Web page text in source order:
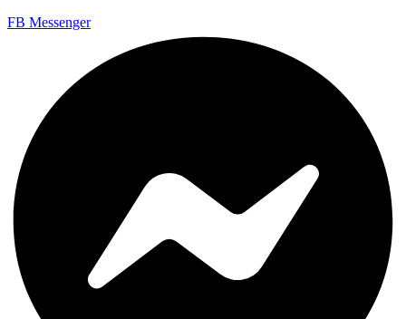
FB Messenger